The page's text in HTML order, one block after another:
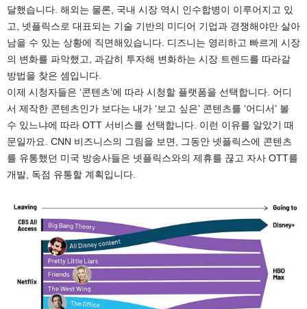
달했습니다. 해외는 물론, 국내 시장 역시 인수합병이 이루어지고 있
고, 넷플릭스로 대표되는 기술 기반의 미디어 기업과 경쟁해야만 살아
남을 수 있는 상황에 직면해있습니다. 디즈니는 영리하고 빠르게 시장
의 변화를 파악했고, 과감히 투자해 변화하는 시장 트렌드를 따라갈
방법을 찾은 셈입니다.
이제 시청자들은 ‘콘텐츠’에 따라 시청할 플랫폼을 선택합니다. 어디
서 제작한 콘텐츠인가 보다는 내가 ‘보고 싶은’ 콘텐츠를 ‘어디서’ 볼
수 있느냐에 따라 OTT 서비스를 선택합니다. 이런 이유를 알았기 때
문일까요. CNN 비즈니스의 그림을 보면, 그동안 넷플릭스에 콘텐츠
를 유통했던 미국 방송사들은 넷플릭스와의 제휴를 끊고 자사 OTT를
개발, 독점 유통할 계획입니다.